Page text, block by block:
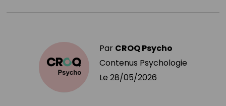
Par CROQ Psycho
Contenus Psychologie
Le 28/05/2026